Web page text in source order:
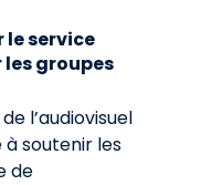
le service
groupes
l’audiovisuel
soutenir les
de